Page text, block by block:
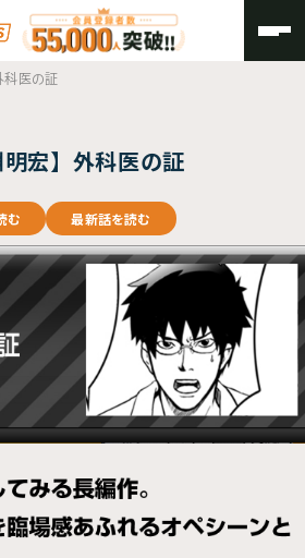
科医の証
明宏】外科医の証
む 最新話を読む